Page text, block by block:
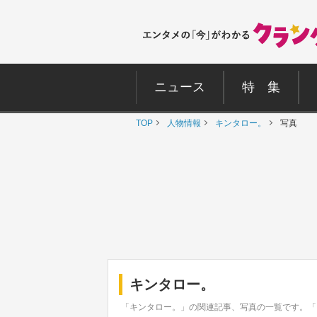
ニュース 特 集
TOP 人物情報 キンタロー。 写真
キンタロー。
「キンタロー。」の関連記事、写真の一覧です。